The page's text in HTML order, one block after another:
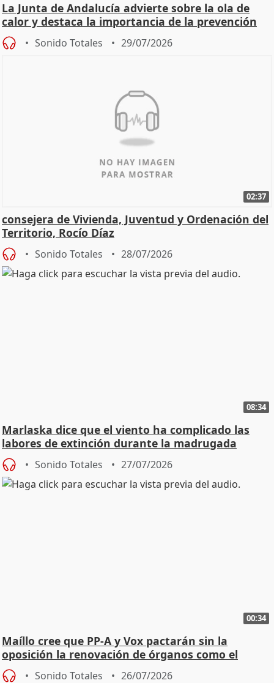
La Junta de Andalucía advierte sobre la ola de
calor y destaca la importancia de la prevención
Sonido Totales 29/07/2026
02:37
consejera de Vivienda, Juventud y Ordenación del
Territorio, Rocío Díaz
Sonido Totales 28/07/2026
08:34
Marlaska dice que el viento ha complicado las
labores de extinción durante la madrugada
Sonido Totales 27/07/2026
00:34
Maíllo cree que PP-A y Vox pactarán sin la
oposición la renovación de órganos como el
Defensor
Sonido Totales 26/07/2026